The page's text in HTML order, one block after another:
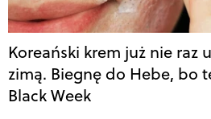
Koreański krem już nie raz
zimą. Biegnę do Hebe, bo
Black Week